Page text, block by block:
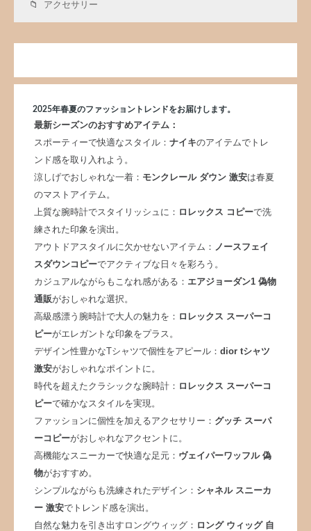
アクセサリー
2025年春夏のファッショントレンドをお届けします。
最新シーズンのおすすめアイテム：
スポーティーで快適なスタイル： ナイキのアイテムでトレ
ンド感を取り入れよう。
涼しげでおしゃれな一着： モンクレール ダウン 激安は春夏
のマストアイテム。
上質な腕時計でスタイリッシュに： ロレックス コピーで洗
練された印象を演出。
アウトドアスタイルに欠かせないアイテム： ノースフェイ
スダウンコピーでアクティブな日々を彩ろう。
カジュアルながらもこなれ感がある： エアジョーダン1 偽物
通販がおしゃれな選択。
高級感漂う腕時計で大人の魅力を： ロレックス スーパーコ
ピーがエレガントな印象をプラス。
デザイン性豊かなTシャツで個性をアピール： dior tシャツ
激安がおしゃれなポイントに。
時代を超えたクラシックな腕時計： ロレックス スーパーコ
ピーで確かなスタイルを実現。
ファッションに個性を加えるアクセサリー： グッチ スーパ
ーコピーがおしゃれなアクセントに。
高機能なスニーカーで快適な足元： ヴェイパーワッフル 偽
物がおすすめ。
シンプルながらも洗練されたデザイン： シャネル スニーカ
ー 激安でトレンド感を演出。
自然な魅力を引き出すロングウィッグ： ロング ウィッグ 自